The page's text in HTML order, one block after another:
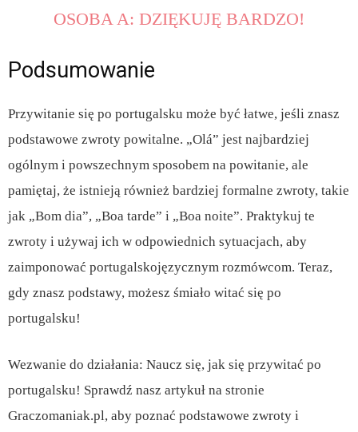
OSOBA A: DZIĘKUJĘ BARDZO!
Podsumowanie
Przywitanie się po portugalsku może być łatwe, jeśli znasz
podstawowe zwroty powitalne. „Olá” jest najbardziej
ogólnym i powszechnym sposobem na powitanie, ale
pamiętaj, że istnieją również bardziej formalne zwroty, takie
jak „Bom dia”, „Boa tarde” i „Boa noite”. Praktykuj te
zwroty i używaj ich w odpowiednich sytuacjach, aby
zaimponować portugalskojęzycznym rozmówcom. Teraz,
gdy znasz podstawy, możesz śmiało witać się po
portugalsku!
Wezwanie do działania: Naucz się, jak się przywitać po
portugalsku! Sprawdź nasz artykuł na stronie
Graczomaniak.pl, aby poznać podstawowe zwroty i